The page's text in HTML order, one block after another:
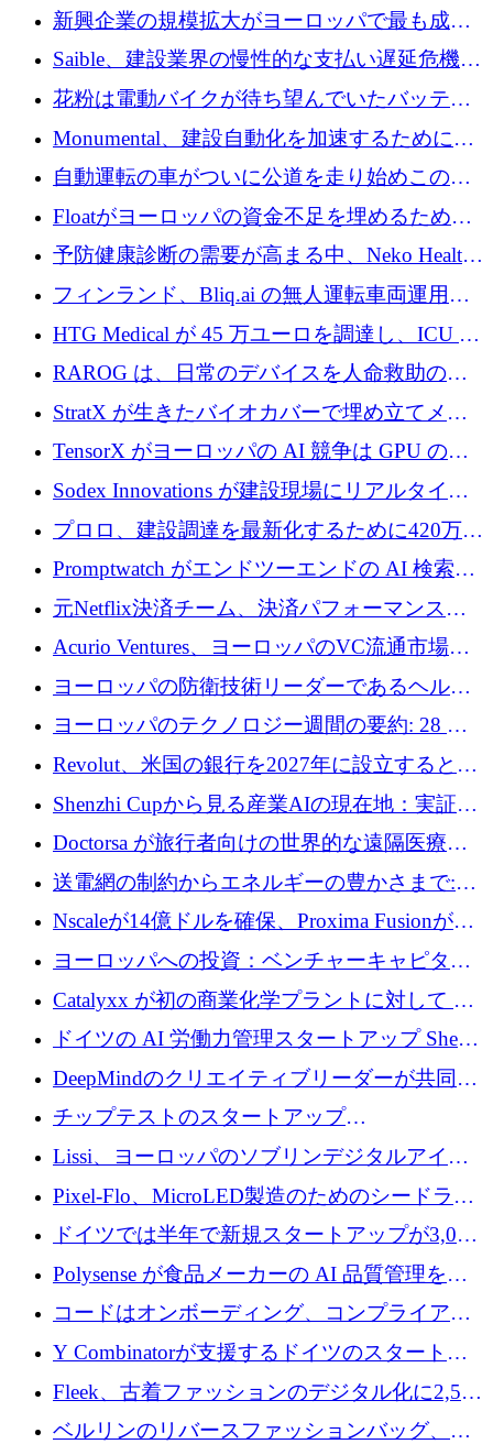
後、アムステルダムに根を張る
新興企業の規模拡大がヨーロッパで最も成功
した創業者を生み出す、アントラー氏が発見
Saible、建設業界の慢性的な支払い遅延危機に
対処するために 290 万ポンドを調達
花粉は電動バイクが待ち望んでいたバッテリ
ー交換ネットワークを構築している
Monumental、建設自動化を加速するためにシ
リーズ B で 3,200 万ドルを確保
自動運転の車がついに公道を走り始めこの国
が世界をリードしようとしている
Floatがヨーロッパの資金不足を埋めるために
シリーズAで450万ユーロを調達
予防健康診断の需要が高まる中、Neko Health
が 7 億ドルを調達
フィンランド、Bliq.ai の無人運転車両運用を
認可
HTG Medical が 45 万ユーロを調達し、ICU の
尿モニタリングを自動化するための MDR 認
証を獲得
RAROG は、日常のデバイスを人命救助の救
助ビーコンに変えるために 16 万 2,000 ユーロ
StratX が生きたバイオカバーで埋め立てメタ
ン対策に 119 万ドルを調達
TensorX がヨーロッパの AI 競争は GPU の所
有者によって決まると考える理由
Sodex Innovations が建設現場にリアルタイム
のインテリジェンスをもたらすために 400 万
ユーロを確保
プロロ、建設調達を最新化するために420万ポ
ンドを調達
Promptwatch がエンドツーエンドの AI 検索最
適化プラットフォームを拡張するために 600
万ユーロを調達
元Netflix決済チーム、決済パフォーマンスプ
ラットフォームNopanのためにこれまでに720
万ユーロを調達
Acurio Ventures、ヨーロッパのVC流通市場の
流動性を解放するために1億1,500万ユーロの
ファンドを立ち上げる
ヨーロッパの防衛技術リーダーであるヘルシ
ングは、180億ドルの評価額で18億ドルのシリ
ヨーロッパのテクノロジー週間の要約: 28 億
ユーロを超える 70 以上のテクノロジー資金調
Revolut、米国の銀行を2027年に設立すると米
国の社長が語る
Shenzhi Cupから見る産業AIの現在地：実証と
産業実装への道筋
Doctorsa が旅行者向けの世界的な遠隔医療プ
ラットフォームを拡大するために 100 万ユー
ロを調達
送電網の制約からエネルギーの豊かさまで:
Envision の Gobi X がヨーロッパの AI の未来
Nscaleが14億ドルを確保、Proxima Fusionが4
億1,100万ユーロを獲得、Invest EuropeはVCの
ヨーロッパへの投資：ベンチャーキャピタル
が過去2番目に高い水準に到達
Catalyxx が初の商業化学プラントに対して EU
から 2,000 万ユーロ以上の支援を獲得
ドイツの AI 労働力管理スタートアップ Sherpa
がプレシードで 220 万ドルを調達
DeepMindのクリエイティブリーダーが共同設
立したAIライティングのスタートアップが
1,300万ドルのシード投資を調達
チップテストのスタートアップ
QuantumDiamondsが株式資金で1,500万ユーロ
を調達
Lissi、ヨーロッパのソブリンデジタルアイデ
ンティティの未来を推進するために350万ユー
ロを調達
Pixel-Flo、MicroLED製造のためのシードラウ
ンドで525万ポンドを獲得
ドイツでは半年で新規スタートアップが3,000
社という記録を目の当たりにし、涙を流すハ
ンブルク
Polysense が食品メーカーの AI 品質管理を拡
張するために 1,070 万ドルを調達
コードはオンボーディング、コンプライアン
ス、支払いを統合するために 640 万ポンドを
Y Combinatorが支援するドイツのスタートア
ップFintoが340万ドルを調達、シリコンバレ
ーではなくミュンヘンを選んだと語る
Fleek、古着ファッションのデジタル化に2,500
万ドルを確保
ベルリンのリバースファッションバッグ、繊